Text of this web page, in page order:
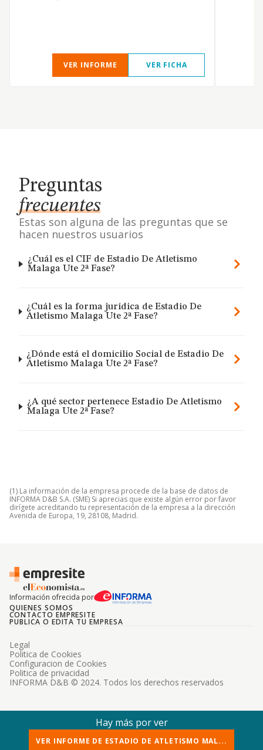
VER INFORME VER FICHA
Preguntas
frecuentes
Estas son alguna de las preguntas que se
hacen nuestros usuarios
¿Cuál es el CIF de Estadio De Atletismo
Malaga Ute 2ª Fase?
¿Cuál es la forma jurídica de Estadio De
Atletismo Malaga Ute 2ª Fase?
¿Dónde está el domicilio Social de Estadio De
Atletismo Malaga Ute 2ª Fase?
¿A qué sector pertenece Estadio De Atletismo
Malaga Ute 2ª Fase?
(1) La información de la empresa procede de la base de datos de
INFORMA D&B S.A. (SME) Si aprecias que existe algún error por favor
dirígete acreditando tu representación de la empresa a la dirección
Avenida de Europa, 19, 28108, Madrid.
Información ofrecida por
QUIENES SOMOS
CONTACTO EMPRESITE
PUBLICA O EDITA TU EMPRESA
INFORMA D&B © 2024. Todos los derechos reservados
Legal
Politica de Cookies
Configuracion de Cookies
Politica de privacidad
Hay más por ver
VER INFORME DE ESTADIO DE ATLETISMO MAL...